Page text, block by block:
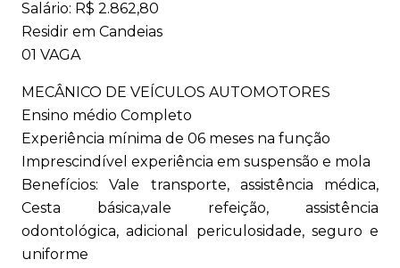
Salário: R$ 2.862,80
Residir em Candeias
01 VAGA
MECÂNICO DE VEÍCULOS AUTOMOTORES
Ensino médio Completo
Experiência mínima de 06 meses na função
Imprescindível experiência em suspensão e mola
Benefícios: Vale transporte, assistência médica,
Cesta básica,vale refeição, assistência
odontológica, adicional periculosidade, seguro e
uniforme